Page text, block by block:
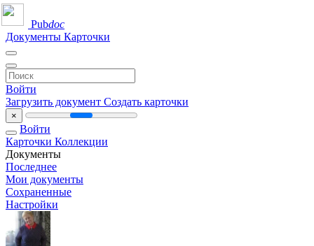
Pubdoc
Документы Карточки
Войти
Загрузить документ Создать карточки
×
Войти
Карточки Коллекции
Документы
Последнее
Мои документы
Сохраненные
Настройки